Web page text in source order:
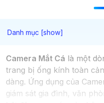
Camera Mắt Cá là một
trang bị ống kính toàn
dàng. Ứng dụng của
giám sát gia đình, văn